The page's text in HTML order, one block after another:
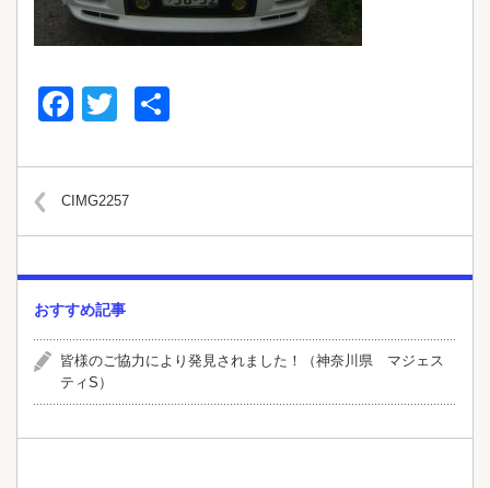
Facebook
Twitter
CIMG2257
おすすめ記事
皆様のご協力により発見されました！（神奈川県 マジェス
ティS）